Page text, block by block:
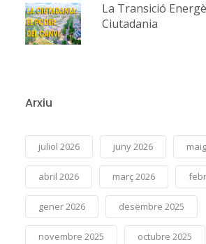
La Transició
Ciutadania
Arxiu
juliol 2026 juny 2026
abril 2026 març 2026
gener 2026 desembre 2025
novembre 2025 octubre 2025